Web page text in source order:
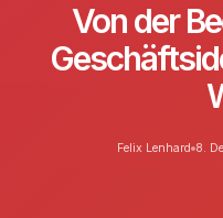
Von der
Felix Lenhard 8.